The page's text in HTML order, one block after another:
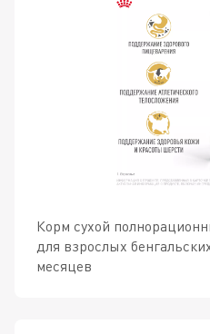
Корм сухой
для взрослых
месяцев